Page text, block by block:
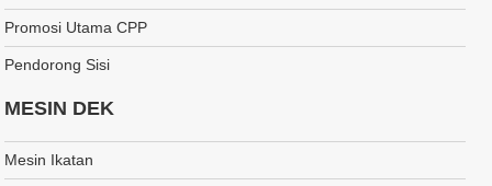
Promosi Utama CPP
Pendorong Sisi
MESIN DEK
Mesin Ikatan